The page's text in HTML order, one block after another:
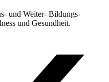
und Weiter- Bildungs-
und Gesundheit.